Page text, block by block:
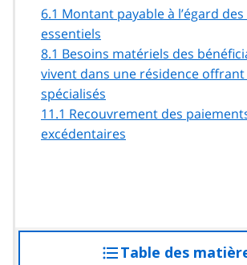
6.1 Montant payable à l’égard
essentiels
8.1 Besoins matériels des
vivent dans une résidence offrant
spécialisés
11.1 Recouvrement des
excédentaires
Table des